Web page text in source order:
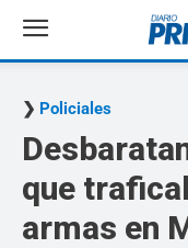
Policiales
que
armas en